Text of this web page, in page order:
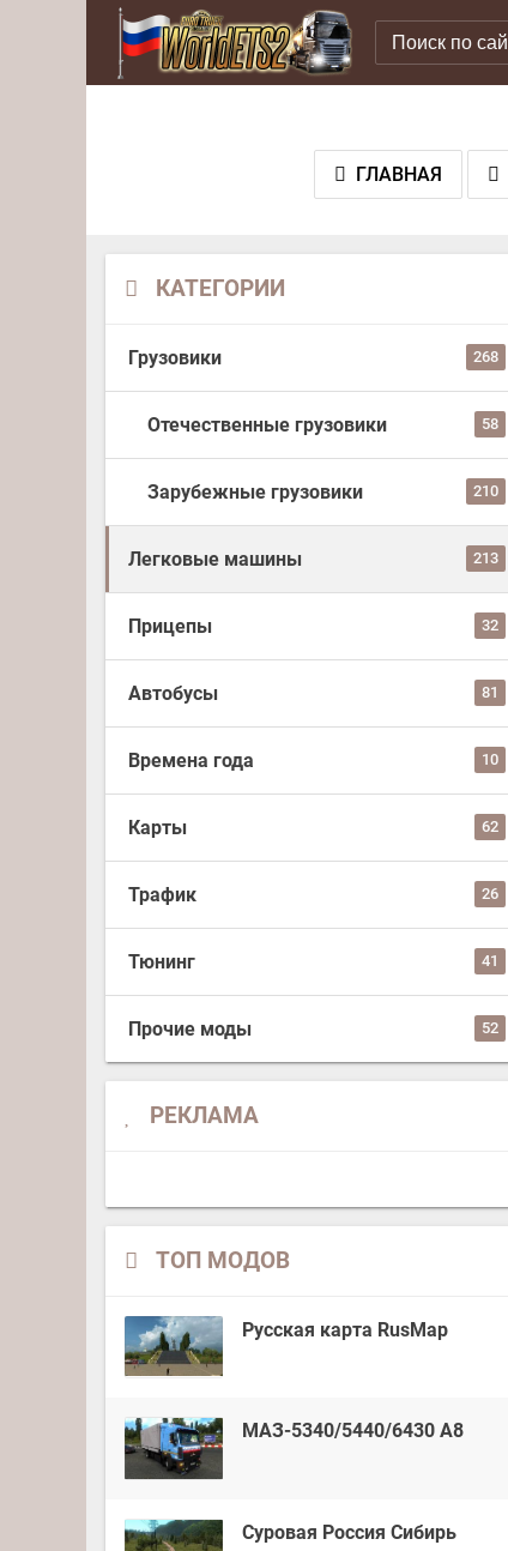
ГЛАВНАЯ
КАТЕГОРИИ
Грузовики 268
Отечественные грузовики 58
Зарубежные грузовики 210
Легковые машины 213
Прицепы 32
Автобусы 81
Времена года 10
Карты 62
Трафик 26
Тюнинг 41
Прочие моды 52
РЕКЛАМА
ТОП МОДОВ
Русская карта RusMap
МАЗ-5340/5440/6430 А8
Суровая Россия Сибирь